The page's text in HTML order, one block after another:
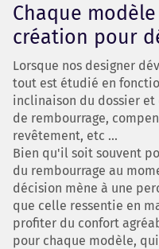
Chaque
création pour
Lorsque nos designer
tout est étudié en
inclinaison du dossier et
de rembourrage,
revêtement, etc ...
Bien qu'il soit souvent
du rembourrage au
décision mène à une
que celle ressentie en
profiter du confort
pour chaque modèle,